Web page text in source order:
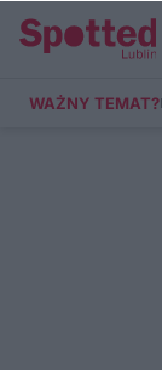
WAŻNY TEMAT?